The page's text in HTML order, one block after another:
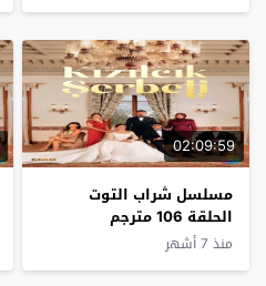
02:09:59
مسلسل شراب التوت
الحلقة 106 مترجم
منذ 7 أشهر